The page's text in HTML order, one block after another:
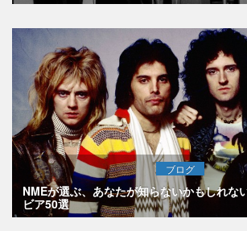
ブログ
NMEが選ぶ、あなたが知らないかもしれな
ビア50選